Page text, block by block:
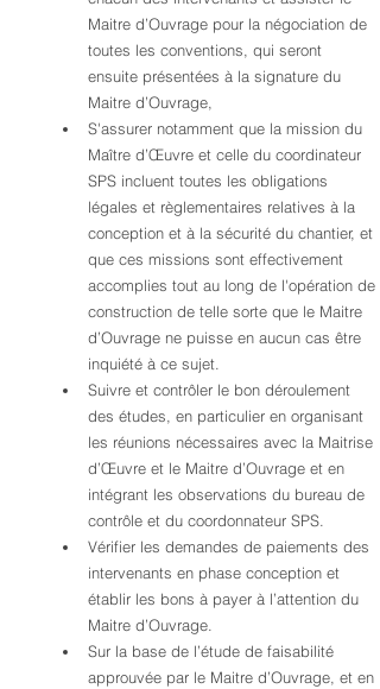
Maitre d’Ouvrage pour la négociation de
toutes les conventions, qui seront
ensuite présentées à la signature du
Maitre d’Ouvrage,
S'assurer notamment que la mission du
Maître d’Œuvre et celle du coordinateur
SPS incluent toutes les obligations
légales et règlementaires relatives à la
conception et à la sécurité du chantier, et
que ces missions sont effectivement
accomplies tout au long de l'opération de
construction de telle sorte que le Maitre
d’Ouvrage ne puisse en aucun cas être
inquiété à ce sujet.
Suivre et contrôler le bon déroulement
des études, en particulier en organisant
les réunions nécessaires avec la Maitrise
d’Œuvre et le Maitre d’Ouvrage et en
intégrant les observations du bureau de
contrôle et du coordonnateur SPS.
Vérifier les demandes de paiements des
intervenants en phase conception et
établir les bons à payer à l’attention du
Maitre d’Ouvrage.
Sur la base de l’étude de faisabilité
approuvée par le Maitre d’Ouvrage, et en